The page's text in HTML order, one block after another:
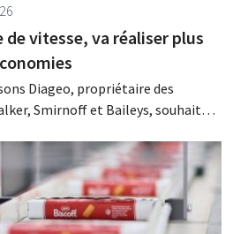
de vitesse, va réaliser plus
Diageo, propriétaire des
Smirnoff et Baileys, souhaite,
coûts tout en investissant dans la
pour Guinness et les cocktails